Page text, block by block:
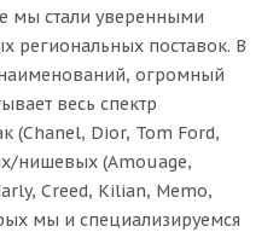
мы стали уверенными
региональных поставок. В
огромный
весь спектр
(Chanel, Dior, Tom Ford,
нишевых (Amouage,
Creed, Kilian, Memo,
мы и специализируемся